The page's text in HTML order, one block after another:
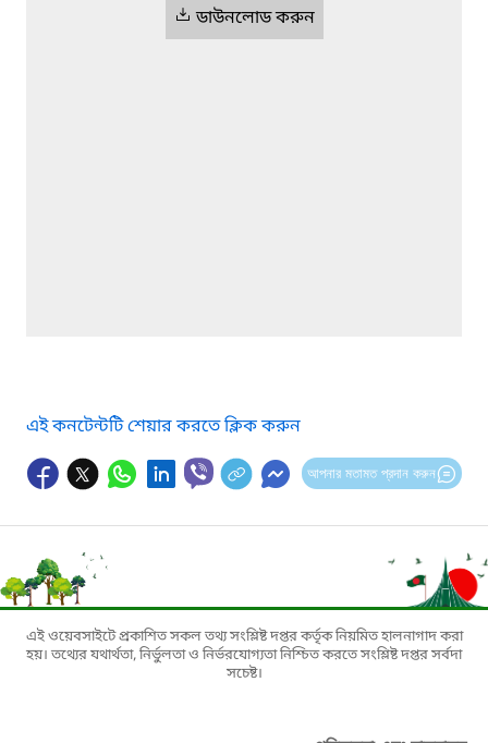
ডাউনলোড করুন
এই কনটেন্টটি শেয়ার করতে ক্লিক করুন
আপনার মতামত প্রদান করুন
এই ওয়েবসাইটে প্রকাশিত সকল তথ্য সংশ্লিষ্ট দপ্তর কর্তৃক নিয়মিত হালনাগাদ করা
হয়। তথ্যের যথার্থতা, নির্ভুলতা ও নির্ভরযোগ্যতা নিশ্চিত করতে সংশ্লিষ্ট দপ্তর সর্বদা
সচেষ্ট।